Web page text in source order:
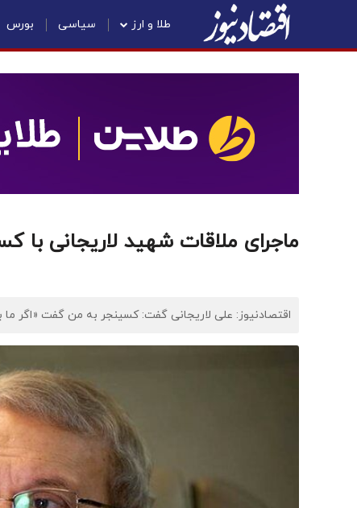
طلا و ارز سیاسی بورس
ماجرای ملاقات شهید لاریجانی با
اقتصادنیوز: علی لاریجانی گفت: کسینجر به من گفت «اگر ما